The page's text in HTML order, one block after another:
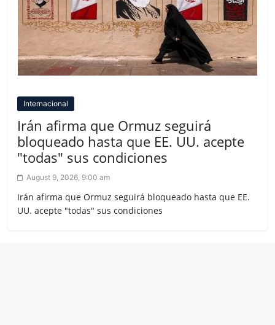
Internacional
Irán afirma que Ormuz seguirá
bloqueado hasta que EE. UU. acepte
"todas" sus condiciones
August 9, 2026, 9:00 am
Irán afirma que Ormuz seguirá bloqueado hasta que EE.
UU. acepte "todas" sus condiciones